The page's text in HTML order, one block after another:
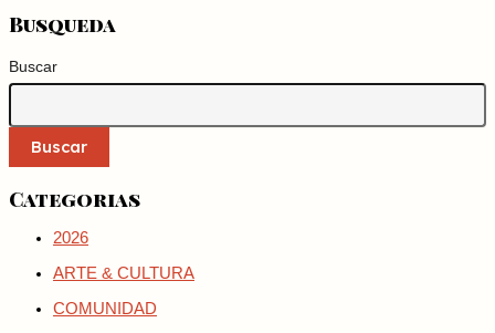
Busqueda
Buscar
Buscar
Categorias
2026
ARTE & CULTURA
COMUNIDAD